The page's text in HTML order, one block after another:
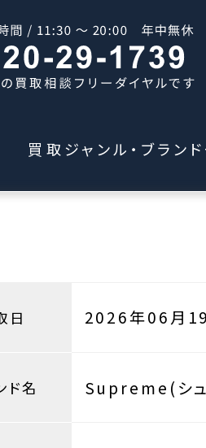
買取ジャンル・ブラン
日 2026年06月
ド名 Supreme(シ